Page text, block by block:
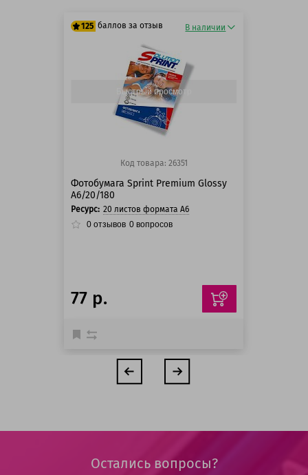
125 баллов за отзыв
125 баллов
125 баллов
В наличии
Быстрый просмотр
Код товара: 26351
Фотобумага Sprint Premium Glossy
A6/20/180
Ресурс: 20 листов формата А6
0 отзывов 0 вопросов
77 р.
Остались вопросы?